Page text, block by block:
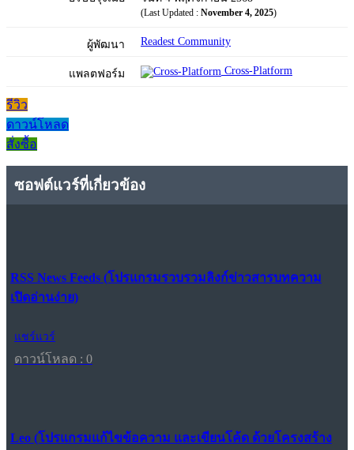
(Last Updated : November 4, 2025)
ผู้พัฒนา Readest Community
แพลตฟอร์ม Cross-Platform
รีวิว
ดาวน์โหลด
สั่งซื้อ
ซอฟต์แวร์ที่เกี่ยวข้อง
RSS News Feeds (โปรแกรมรวบรวมลิงก์ข่าวสารบทความ
เปิดอ่านง่าย)
แชร์แวร์
ดาวน์โหลด : 0
Leo (โปรแกรมแก้ไขข้อความ และเขียนโค้ด ด้วยโครงสร้าง